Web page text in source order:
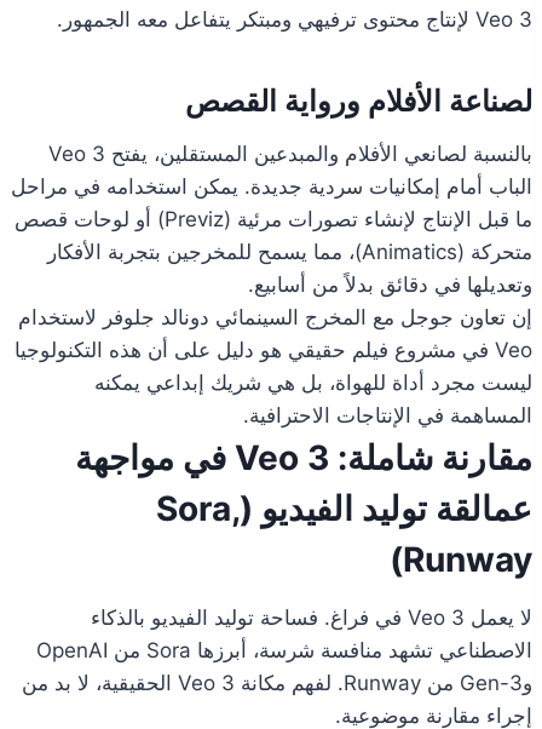
Veo 3 لإنتاج محتوى ترفيهي ومبتكر يتفاعل معه الجمهور.
لصناعة الأفلام ورواية القصص
بالنسبة لصانعي الأفلام والمبدعين المستقلين، يفتح Veo 3
الباب أمام إمكانيات سردية جديدة. يمكن استخدامه في مراحل
ما قبل الإنتاج لإنشاء تصورات مرئية (Previz) أو لوحات قصص
متحركة (Animatics)، مما يسمح للمخرجين بتجربة الأفكار
وتعديلها في دقائق بدلاً من أسابيع.
إن تعاون جوجل مع المخرج السينمائي دونالد جلوفر لاستخدام
Veo في مشروع فيلم حقيقي هو دليل على أن هذه التكنولوجيا
ليست مجرد أداة للهواة، بل هي شريك إبداعي يمكنه
المساهمة في الإنتاجات الاحترافية.
مقارنة شاملة: Veo 3 في مواجهة
عمالقة توليد الفيديو (Sora,
Runway)
لا يعمل Veo 3 في فراغ. فساحة توليد الفيديو بالذكاء
الاصطناعي تشهد منافسة شرسة، أبرزها Sora من OpenAI
وGen-3 من Runway. لفهم مكانة Veo 3 الحقيقية، لا بد من
إجراء مقارنة موضوعية.